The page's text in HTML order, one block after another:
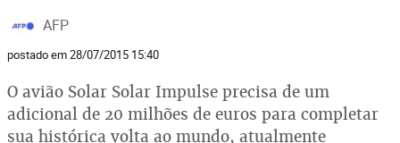
AFP
postado em 28/07/2015 15:40
O avião Solar Solar Impulse precisa de um
adicional de 20 milhões de euros para completar
sua histórica volta ao mundo, atualmente